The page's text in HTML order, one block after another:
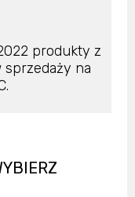
produkty z
sprzedaży na